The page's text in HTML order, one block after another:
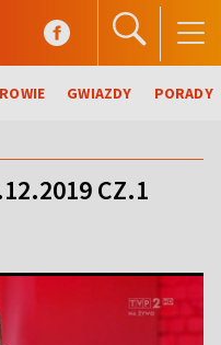
GWIAZDY PORADY
CZ.1